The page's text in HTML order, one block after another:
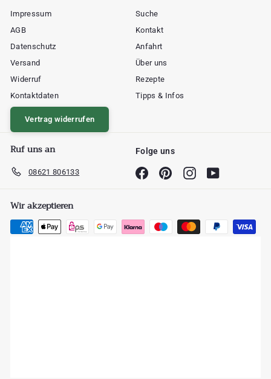
Impressum
AGB
Datenschutz
Versand
Widerruf
Kontaktdaten
Vertrag widerrufen
Suche
Kontakt
Anfahrt
Über uns
Rezepte
Tipps & Infos
Ruf uns an
08621 806133
Folge uns
FacebookPinterestInstagram
Wir akzeptieren